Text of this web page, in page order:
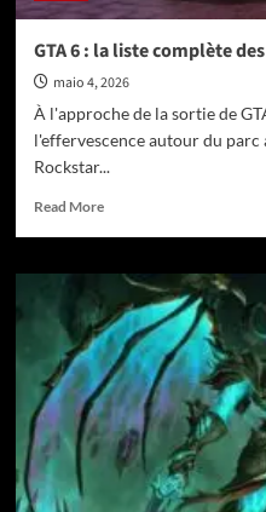
GTA 6 : la liste complète
maio 4, 2026
À l'approche de la sortie de
l'effervescence autour du
Rockstar...
Read MoreRead
GTA
:
la
liste
complète
des
véhicules
confirmés